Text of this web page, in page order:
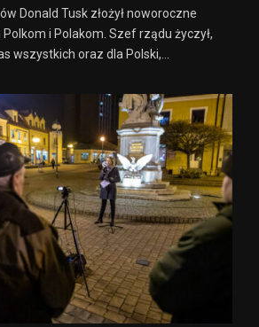
Donald Tusk złożył noworoczne
i Polakom. Szef rządu życzył,
wszystkich oraz dla Polski,...